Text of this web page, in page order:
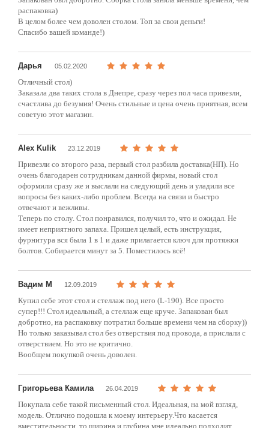
распаковка)
В целом более чем доволен столом. Топ за свои деньги!
Спасибо вашей команде!)
Дарья 05.02.2020
Отличный стол)
Заказала два таких стола в Днепре, сразу через пол часа привезли,
счастлива до безумия! Очень стильные и цена очень приятная, всем
советую этот магазин.
Alex Kulik 23.12.2019
Привезли со второго раза, первый стол разбила доставка(НП). Но
очень благодарен сотрудникам данной фирмы, новый стол
оформили сразу же и выслали на следующий день и уладили все
вопросы без каких-либо проблем. Всегда на связи и быстро
отвечают и вежливы.
Теперь по столу. Стол понравился, получил то, что и ожидал. Не
имеет неприятного запаха. Пришел целый, есть инструкция,
фурнитура вся была 1 в 1 и даже прилагается ключ для протяжки
болтов. Собирается минут за 5. Поместилось всё!
Вадим М 12.09.2019
Купил себе этот стол и стеллаж под него (L-190). Все просто
супер!!! Стол идеальный, а стеллаж еще круче. Запакован был
добротно, на распаковку потратил больше времени чем на сборку))
Но только заказывал стол без отверствия под провода, а прислали с
отверствием. Но это не критично.
Вообщем покупкой очень доволен.
Григорьева Камила 26.04.2019
Покупала себе такой письменный стол. Идеальная, на мой взгляд,
модель. Отлично подошла к моему интерьеру.Что касается
вместительности, то ширина и глубина мне идеально подходит.